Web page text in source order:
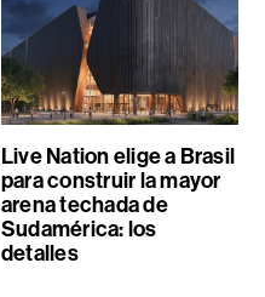
Live Nation elige a Brasil
para construir la mayor
arena techada de
Sudamérica: los
detalles